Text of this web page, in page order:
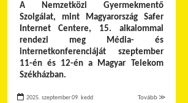
A Nemzetközi Gyermekmentő
Szolgálat, mint Magyarország Safer
Internet Centere, 15. alkalommal
rendezi meg Média- és
internetkonferenciáját szeptember
11-én és 12-én a Magyar Telekom
Székházban.
2025. szeptember 09. kedd Tovább ≫